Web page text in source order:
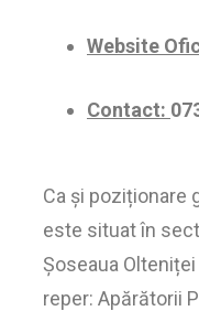
Website
Contact:
Ca și poziționare
este situat în
Șoseaua
reper: Apărătorii